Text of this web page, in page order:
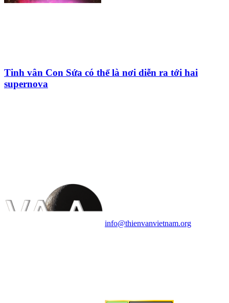
Tinh vân Con Sứa có thể là nơi diễn ra tới hai
supernova
info@thienvanvietnam.org